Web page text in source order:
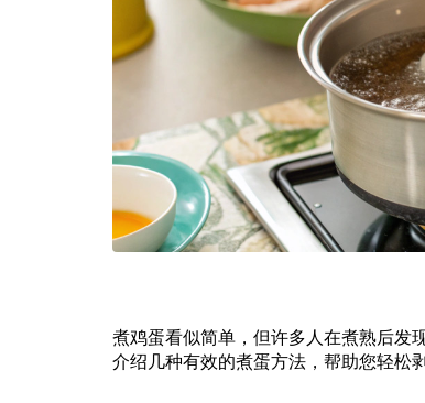
煮鸡蛋看似简单，但许多人在煮熟后发
介绍几种有效的煮蛋方法，帮助您轻松